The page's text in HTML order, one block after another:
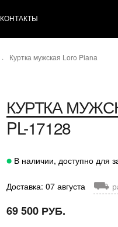
КОНТАКТЫ
Куртка мужская Loro Piana
КУРТКА
PL-17128
В наличии, доступно для
Доставка: 07 августа ⛟
69 500 РУБ.